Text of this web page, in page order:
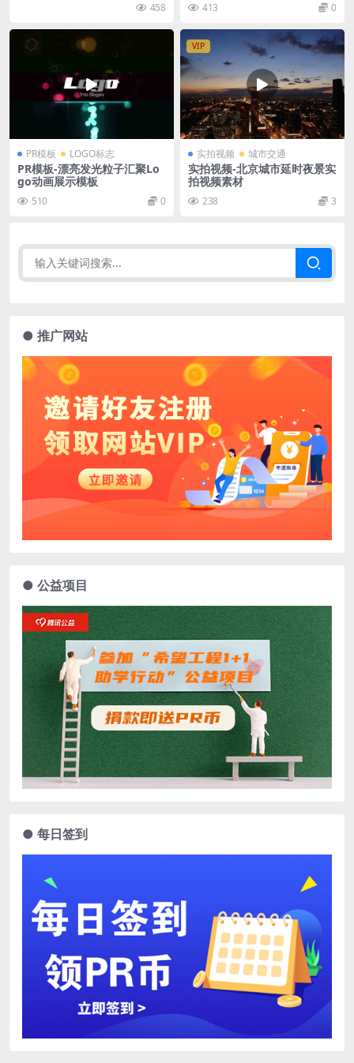
458 413 0
PR模板 LOGO标志
PR模板-漂亮发光粒子汇聚Lo
go动画展示模板
510 0
VIP
实拍视频 城市交通
实拍视频-北京城市延时夜景实
拍视频素材
238 3
● 推广网站
● 公益项目
● 每日签到